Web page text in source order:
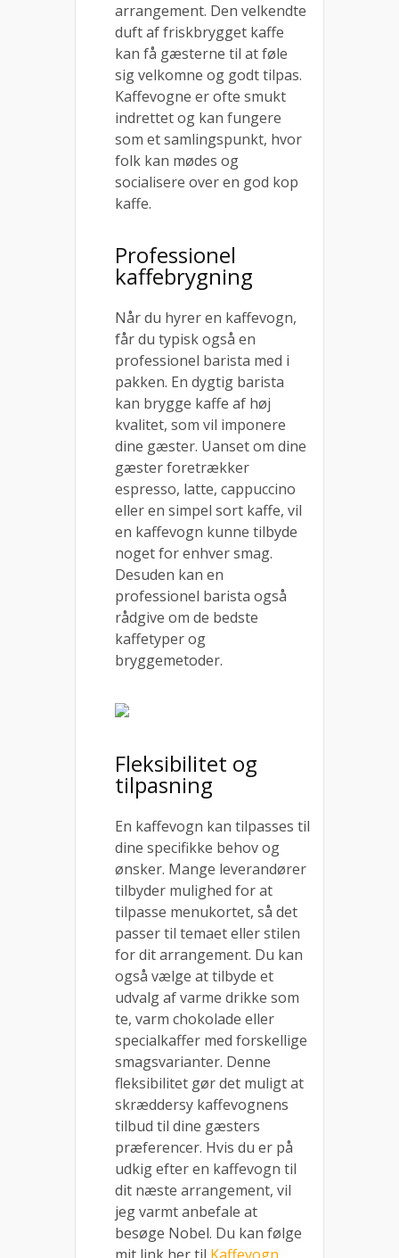
arrangement. Den velkendte
duft af friskbrygget kaffe
kan få gæsterne til at føle
sig velkomne og godt tilpas.
Kaffevogne er ofte smukt
indrettet og kan fungere
som et samlingspunkt, hvor
folk kan mødes og
socialisere over en god kop
kaffe.
Professionel
kaffebrygning
Når du hyrer en kaffevogn,
får du typisk også en
professionel barista med i
pakken. En dygtig barista
kan brygge kaffe af høj
kvalitet, som vil imponere
dine gæster. Uanset om dine
gæster foretrækker
espresso, latte, cappuccino
eller en simpel sort kaffe, vil
en kaffevogn kunne tilbyde
noget for enhver smag.
Desuden kan en
professionel barista også
rådgive om de bedste
kaffetyper og
bryggemetoder.
Fleksibilitet og
tilpasning
En kaffevogn kan tilpasses til
dine specifikke behov og
ønsker. Mange leverandører
tilbyder mulighed for at
tilpasse menukortet, så det
passer til temaet eller stilen
for dit arrangement. Du kan
også vælge at tilbyde et
udvalg af varme drikke som
te, varm chokolade eller
specialkaffer med forskellige
smagsvarianter. Denne
fleksibilitet gør det muligt at
skræddersy kaffevognens
tilbud til dine gæsters
præferencer. Hvis du er på
udkig efter en kaffevogn til
dit næste arrangement, vil
jeg varmt anbefale at
besøge Nobel. Du kan følge